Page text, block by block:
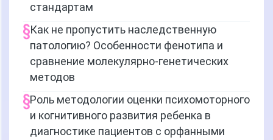
стандартам
Как не пропустить наследственную
патологию? Особенности фенотипа и
сравнение молекулярно-генетических
методов
Роль методологии оценки психомоторного
и когнитивного развития ребенка в
диагностике пациентов с орфанными